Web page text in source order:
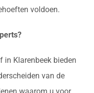
voldoen.
in Klarenbeek bieden
van de